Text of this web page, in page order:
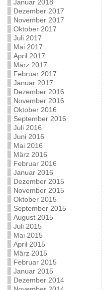
Januar 2018
Dezember 2017
November 2017
Oktober 2017
Juli 2017
Mai 2017
April 2017
März 2017
Februar 2017
Januar 2017
Dezember 2016
November 2016
Oktober 2016
September 2016
Juli 2016
Juni 2016
Mai 2016
März 2016
Februar 2016
Januar 2016
Dezember 2015
November 2015
Oktober 2015
September 2015
August 2015
Juli 2015
Mai 2015
April 2015
März 2015
Februar 2015
Januar 2015
Dezember 2014